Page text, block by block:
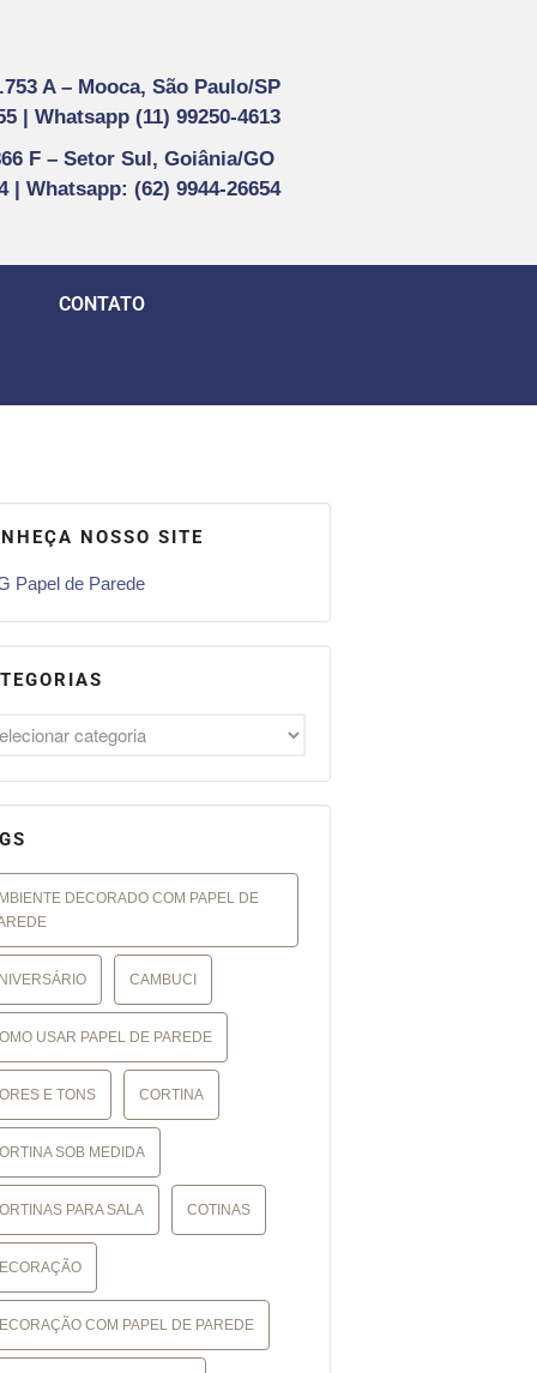
A – Mooca, São Paulo/SP
| Whatsapp (11) 99250-4613
F – Setor Sul, Goiânia/GO
| Whatsapp: (62) 9944-26654
CONTATO
NOSSO SITE
Papel de Parede
DECORADO COM PAPEL DE
CAMBUCI
USAR PAPEL DE PAREDE
E TONS CORTINA
SOB MEDIDA
PARA SALA COTINAS
COM PAPEL DE PAREDE